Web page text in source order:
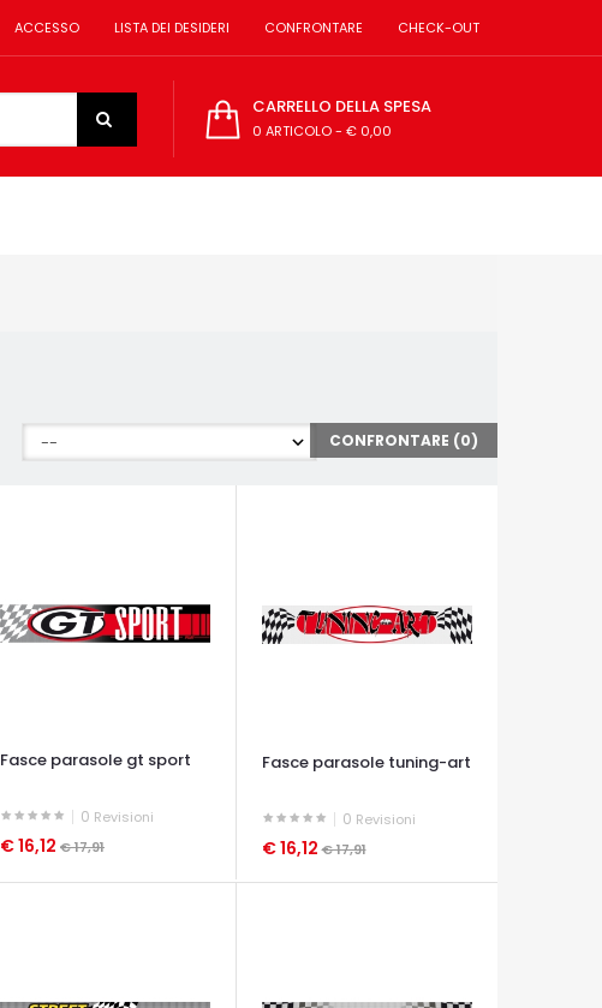
ACCESSO LISTA DEI DESIDERI CONFRONTARE CHECK-OUT
CARRELLO DELLA SPESA
0 ARTICOLO- € 0,00
CONFRONTARE (0)
Fasce parasole gt sport
0 Revisioni
€ 16,12 € 17,91
Fasce parasole tuning-art
0 Revisioni
€ 16,12€ 17,91
OCCHIATA VELOCE